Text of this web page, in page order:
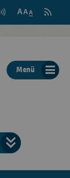
der
Seite
Feed
Menü
der